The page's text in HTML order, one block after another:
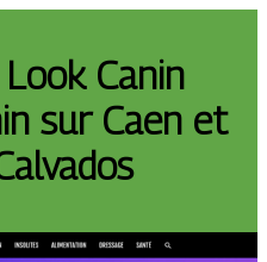
Canin
sur Caen et